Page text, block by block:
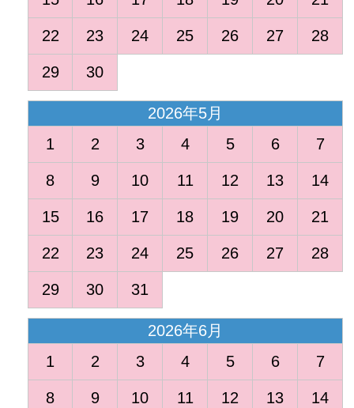
22 23 24 25 26 27 28
29 30
2026年5月
1
2 3 4 5 6 7
8 9 10 11 12 13 14
15 16 17 18 19 20 21
22 23 24 25 26 27 28
29 30 31
2026年6月
1
2 3 4 5 6 7
8 9 10 11 12 13 14